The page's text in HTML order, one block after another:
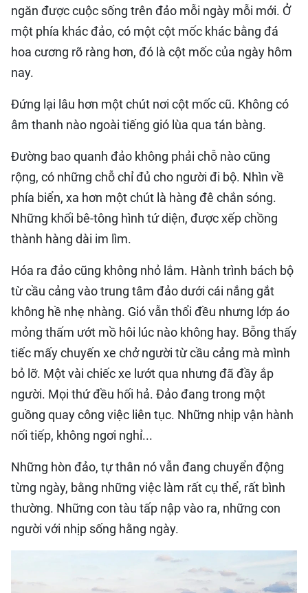
ngăn được cuộc sống trên đảo mỗi ngày mỗi mới. Ở
một phía khác đảo, có một cột mốc khác bằng đá
hoa cương rõ ràng hơn, đó là cột mốc của ngày hôm
nay.
Đứng lại lâu hơn một chút nơi cột mốc cũ. Không có
âm thanh nào ngoài tiếng gió lùa qua tán bàng.
Đường bao quanh đảo không phải chỗ nào cũng
rộng, có những chỗ chỉ đủ cho người đi bộ. Nhìn về
phía biển, xa hơn một chút là hàng đê chắn sóng.
Những khối bê-tông hình tứ diện, được xếp chồng
thành hàng dài im lìm.
Hóa ra đảo cũng không nhỏ lắm. Hành trình bách bộ
từ cầu cảng vào trung tâm đảo dưới cái nắng gắt
không hề nhẹ nhàng. Gió vẫn thổi đều nhưng lớp áo
mỏng thấm ướt mồ hôi lúc nào không hay. Bỗng thấy
tiếc mấy chuyến xe chở người từ cầu cảng mà mình
bỏ lỡ. Một vài chiếc xe lướt qua nhưng đã đầy ắp
người. Mọi thứ đều hối hả. Đảo đang trong một
guồng quay công việc liên tục. Những nhịp vận hành
nối tiếp, không ngơi nghỉ...
Những hòn đảo, tự thân nó vẫn đang chuyển động
từng ngày, bằng những việc làm rất cụ thể, rất bình
thường. Những con tàu tấp nập vào ra, những con
người với nhịp sống hằng ngày.